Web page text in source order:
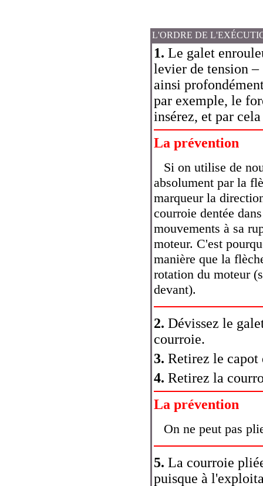
L'ORDRE DE
1. Le galet
levier de tension –
ainsi
par exemple, le
insérez, et par
La prévention
Si on utilise de
absolument par la
marqueur la
courroie dentée
mouvements à sa
moteur. C'est
manière que la
rotation du moteur
devant).
2. Dévissez le
courroie.
3. Retirez le capot
4. Retirez la
La prévention
On ne peut pas
5. La courroie
puisque à